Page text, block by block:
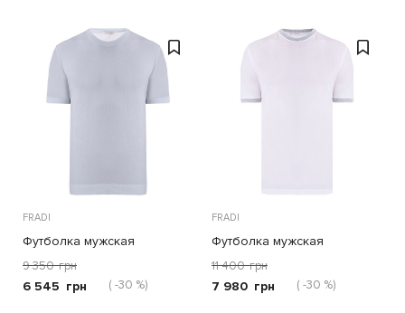
FRADI
Футболка мужская
9 350 грн
6 545 грн ( -30 %)
FRADI
Футболка мужская
11 400 грн
7 980 грн ( -30 %)